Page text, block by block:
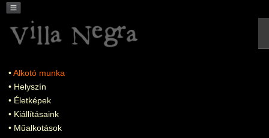
Alkotó munka
Helyszín
Életképek
Kiállításaink
Műalkotások